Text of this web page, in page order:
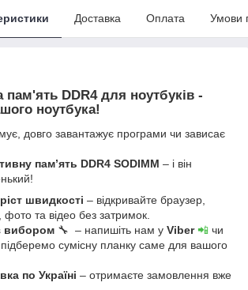
Доставка Оплата Умови
пам'ять DDR4 для ноутбуків -
ноутбука!
довго завантажує програми чи зависає
пам’ять DDR4 SODIMM – і він
швидкості – відкривайте браузер,
фото та відео без затримок.
вибором 🔧 – напишіть нам у Viber📲 чи
підберемо сумісну планку саме для вашого
по Україні – отримаєте замовлення вже